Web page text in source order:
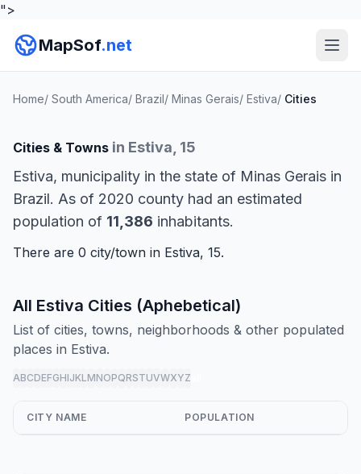
">
MapSof.net
Home/ South America/ Brazil/ Minas Gerais/ Estiva/ Cities
Cities & Towns in Estiva, 15
Estiva, municipality in the state of Minas Gerais in
Brazil. As of 2020 county had an estimated
population of 11,386 inhabitants.
There are 0 city/town in Estiva, 15.
All Estiva Cities (Aphebetical)
List of cities, towns, neighborhoods & other populated
places in Estiva.
ABCDEFGHIJKLMNOPQRSTUVWXYZ
CITY NAME POPULATION